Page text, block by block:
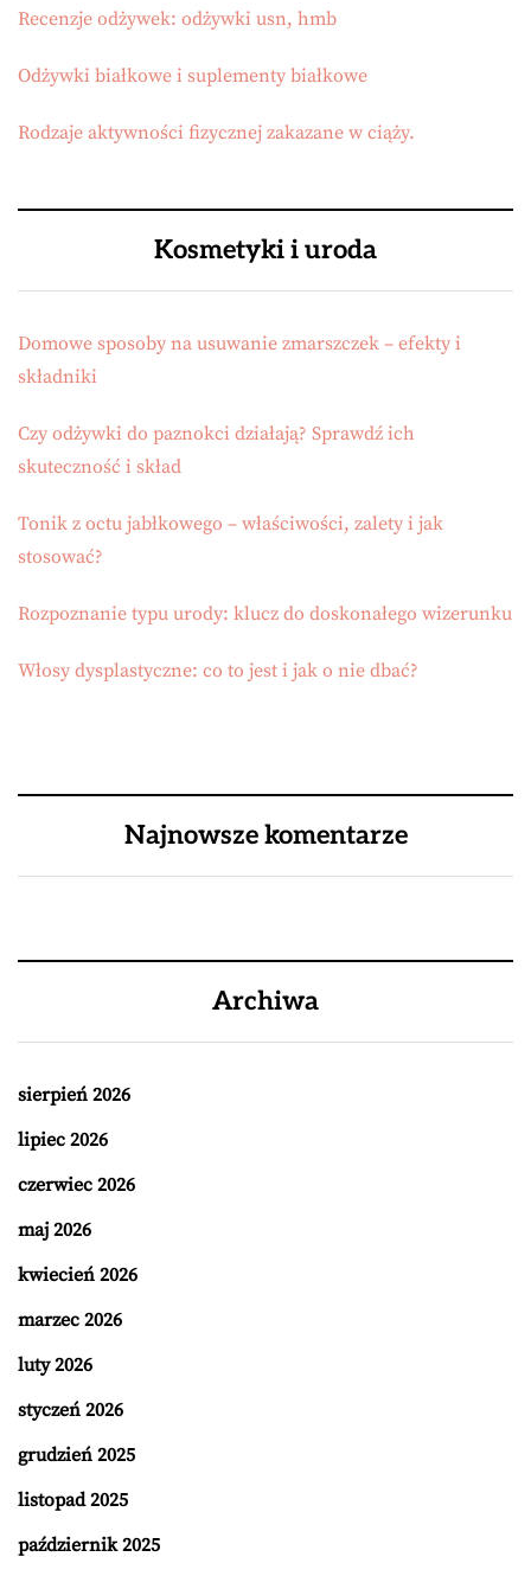
Recenzje odżywek: odżywki usn, hmb
Odżywki białkowe i suplementy białkowe
Rodzaje aktywności fizycznej zakazane w ciąży.
Kosmetyki i uroda
Domowe sposoby na usuwanie zmarszczek – efekty i
składniki
Czy odżywki do paznokci działają? Sprawdź ich
skuteczność i skład
Tonik z octu jabłkowego – właściwości, zalety i jak
stosować?
Rozpoznanie typu urody: klucz do doskonałego wizerunku
Włosy dysplastyczne: co to jest i jak o nie dbać?
Najnowsze komentarze
Archiwa
sierpień 2026
lipiec 2026
czerwiec 2026
maj 2026
kwiecień 2026
marzec 2026
luty 2026
styczeń 2026
grudzień 2025
listopad 2025
październik 2025